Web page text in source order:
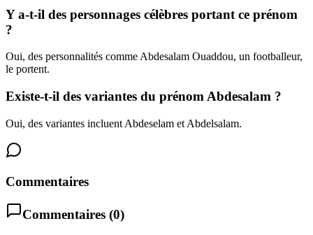
Y a-t-il des personnages célèbres portant ce prénom
?
Oui, des personnalités comme Abdesalam Ouaddou, un footballeur,
le portent.
Existe-t-il des variantes du prénom Abdesalam ?
Oui, des variantes incluent Abdeselam et Abdelsalam.
Commentaires
Commentaires (0)